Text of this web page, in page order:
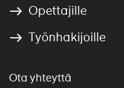
Opettajille
Työnhakijoille
Ota yhteyttä